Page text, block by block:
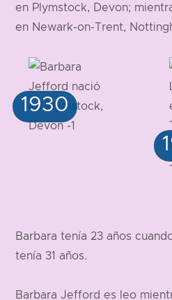
en Plymstock, Devon;
en Newark-on-Trent,
Barbara tenía 23 años
tenía 31 años.
Barbara Jefford es leo